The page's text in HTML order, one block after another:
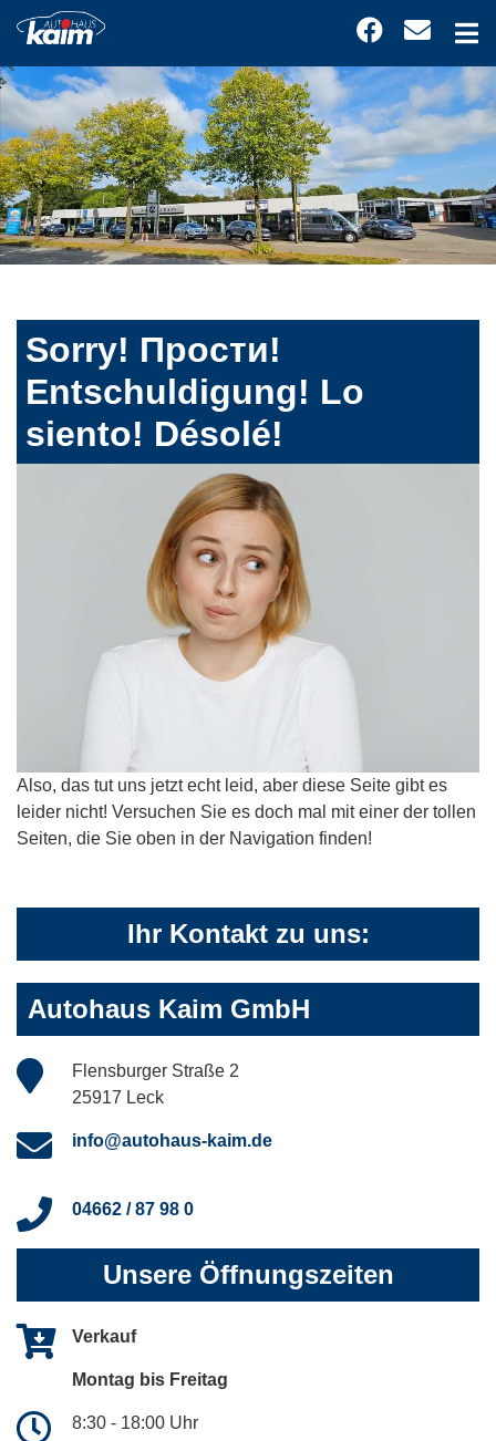
Sorry! Прости!
Entschuldigung! Lo
siento! Désolé!
Also, das tut uns jetzt echt leid, aber diese Seite gibt es
leider nicht! Versuchen Sie es doch mal mit einer der tollen
Seiten, die Sie oben in der Navigation finden!
Ihr Kontakt zu uns:
Autohaus Kaim GmbH
Flensburger Straße 2
25917 Leck
info@autohaus-kaim.de
04662 / 87 98 0
Unsere Öffnungszeiten
Verkauf
Montag bis Freitag
8:30 - 18:00 Uhr